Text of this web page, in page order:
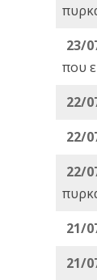
23/
που
22/
22/
22/
21/
21/